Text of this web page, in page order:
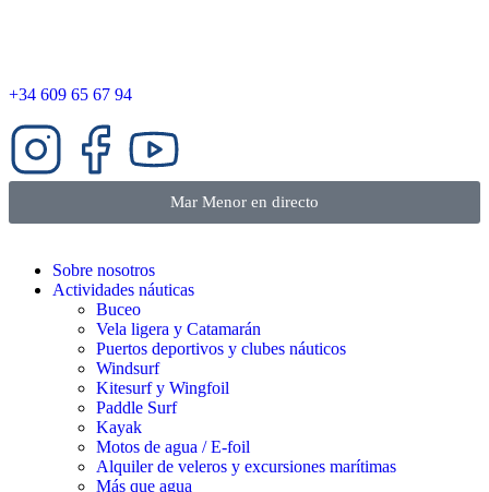
+34 609 65 67 94
Mar Menor en directo
Sobre nosotros
Actividades náuticas
Buceo
Vela ligera y Catamarán
Puertos deportivos y clubes náuticos
Windsurf
Kitesurf y Wingfoil
Paddle Surf
Kayak
Motos de agua / E-foil
Alquiler de veleros y excursiones marítimas
Más que agua